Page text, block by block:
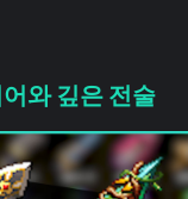
와 깊은 전술